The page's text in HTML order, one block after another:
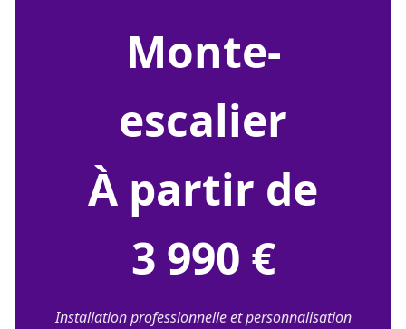
monte-
escalier
À partir de
3 990 €
Installation professionnelle et personnalisation